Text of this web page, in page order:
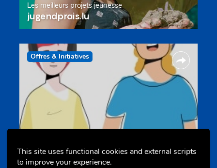
This site uses functional cookies and external scripts
to improve your experience.
Les meilleurs projets jeunesse
jugendprais.lu
Offres & Initiatives
s-team.lu